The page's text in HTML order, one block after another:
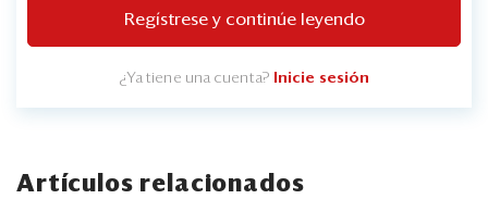
Regístrese y continúe leyendo
¿Ya tiene una cuenta? Inicie sesión
Artículos relacionados